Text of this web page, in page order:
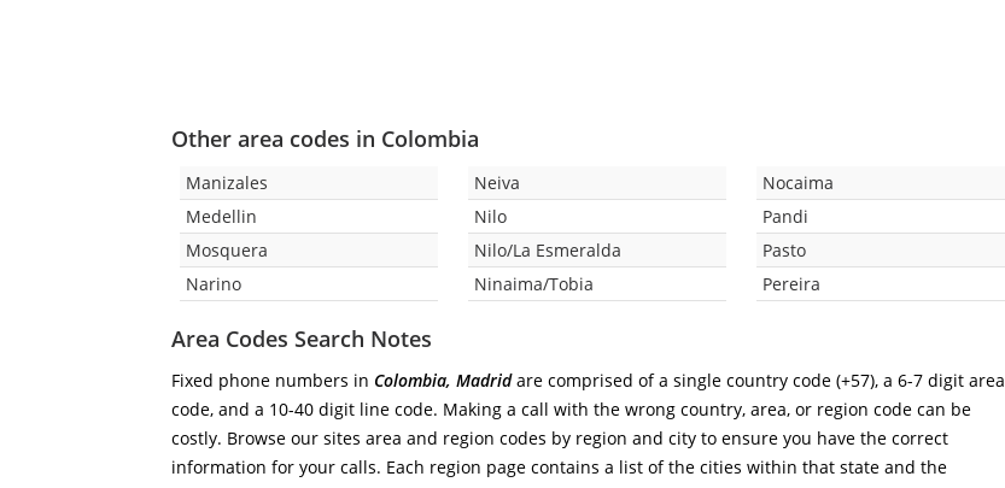
Other area codes in Colombia
Manizales
Medellin
Mosquera
Narino
Neiva
Nilo
Nilo/La Esmeralda
Ninaima/Tobia
Nocaima
Pandi
Pasto
Pereira
Area Codes Search Notes
Fixed phone numbers in Colombia, Madridare comprised of a single country code (+57), a 6-7 digit area
code, and a 10-40 digit line code. Making a call with the wrong country, area, or region code can be
costly. Browse our sites area and region codes by region and city to ensure you have the correct
information for your calls. Each region page contains a list of the cities within that state and the